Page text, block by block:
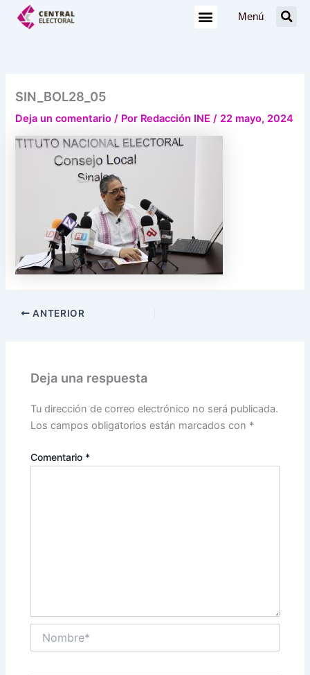
Menú
SIN_BOL28_05
Deja un comentario / Por Redacción INE/ 22 mayo, 2024
ANTERIOR
Deja una respuesta
Tu dirección de correo electrónico no será publicada.
Los campos obligatorios están marcados con *
Comentario *